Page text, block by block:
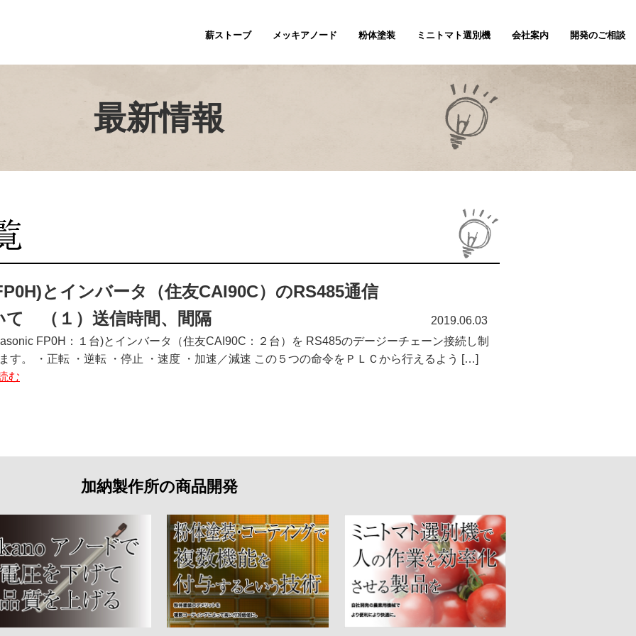
開発のご相談
会社案内
ミニトマト選別機
粉体塗装
メッキアノード
薪ストーブ
最新情報
とインバータ（住友CAI90C）のRS485通信
て （１）送信時間、間隔
2019.06.03
FP0H：１台)とインバータ（住友CAI90C：２台）を RS485のデージーチェーン接続し制
す。 ・正転 ・逆転 ・停止 ・速度 ・加速／減速 この５つの命令をＰＬＣから行えるよう […]
む
加納製作所の商品開発